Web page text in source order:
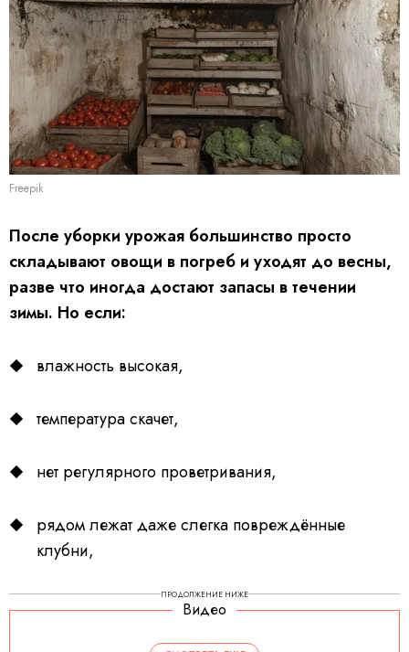
Freepik
После уборки урожая большинство просто
складывают овощи в погреб и уходят до весны,
разве что иногда достают запасы в течении
зимы. Но если:
влажность высокая,
температура скачет,
нет регулярного проветривания,
рядом лежат даже слегка повреждённые
клубни,
ПРОДОЛЖЕНИЕ НИЖЕ
Видео